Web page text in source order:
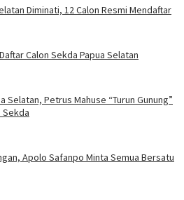
Diminati, 12 Calon Resmi Mendaftar
Calon Sekda Papua Selatan
Selatan, Petrus Mahuse “Turun Gunung”
Sekda
Apolo Safanpo Minta Semua Bersatu